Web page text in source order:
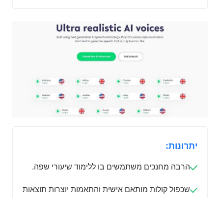
יתרונות:
הרבה מחנכים משתמשים בו ללימוד שיעורי שפה.
שכפול קולות מותאם אישית והתאמות יוצרות תוצאות